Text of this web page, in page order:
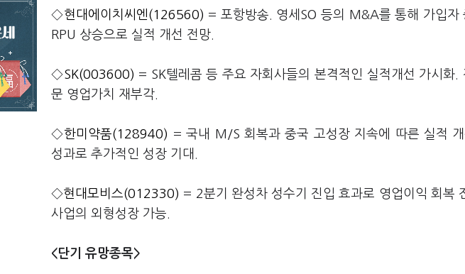
◇현대에이치씨엔(126560) = 포항방송. 영세SO 등의 M&A를 통해 가입
RPU 상승으로 실적 개선 전망.
◇SK(003600) = SK텔레콤 등 주요 자회사들의 본격적인 실적개선 가시화.
문 영업가치 재부각.
◇한미약품(128940) = 국내 M/S 회복과 중국 고성장 지속에 따른 실적
성과로 추가적인 성장 기대.
◇현대모비스(012330) = 2분기 완성차 성수기 진입 효과로 영업이익 회복
사업의 외형성장 가능.
<단기 유망종목>